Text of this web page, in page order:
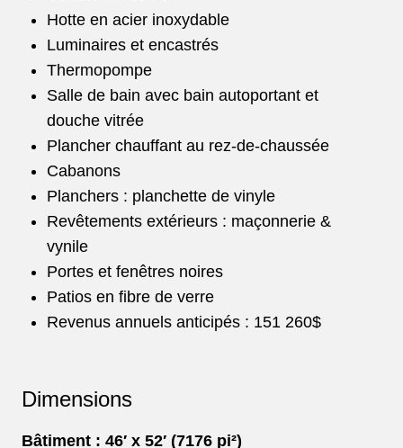
Hotte en acier inoxydable
Luminaires et encastrés
Thermopompe
Salle de bain avec bain autoportant et
douche vitrée
Plancher chauffant au rez-de-chaussée
Cabanons
Planchers : planchette de vinyle
Revêtements extérieurs : maçonnerie &
vynile
Portes et fenêtres noires
Patios en fibre de verre
Revenus annuels anticipés : 151 260$
Dimensions
Bâtiment : 46′ x 52′ (7176 pi²)